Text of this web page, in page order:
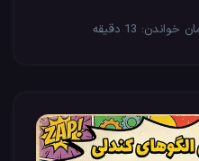
خواندن: 13 دقیقه